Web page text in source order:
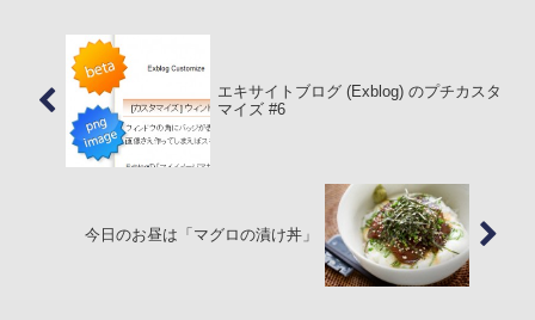
エキサイトブログ (Exblog) のプチカスタ
マイズ #6
今日のお昼は「マグロの漬け丼」